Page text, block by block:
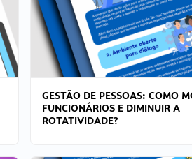
GESTÃO DE PESSOAS: COMO
FUNCIONÁRIOS E DIMINUIR A
ROTATIVIDADE?